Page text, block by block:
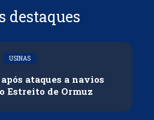
destaques
USINAS
ataques a navios
Estreito de Ormuz